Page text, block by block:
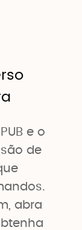
e o
de
abra